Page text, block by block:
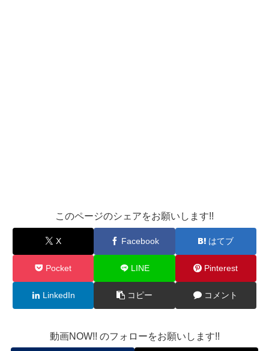
このページのシェアをお願いします!!
X Facebook はてブ
Pocket LINE Pinterest
LinkedIn コピー コメント
動画NOW!! のフォローをお願いします!!